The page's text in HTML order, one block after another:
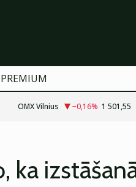
PREMIUM
OMX Vilnius −0,16% 1 501,55
ka